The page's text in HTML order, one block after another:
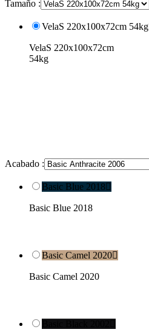
Tamaño :
VelaS 220x100x72cm 54kg
VelaS 220x100x72cm
54kg
Acabado :
Basic Blue 2018
Basic Blue 2018
Basic Camel 2020
Basic Camel 2020